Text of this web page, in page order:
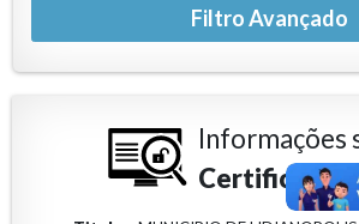
Informações
Certificado